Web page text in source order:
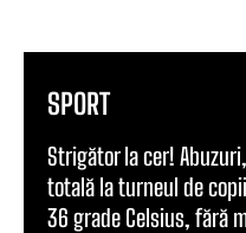
SPORT
Strigător la cer!
totală la turneul de
36 grade Celsius, fără